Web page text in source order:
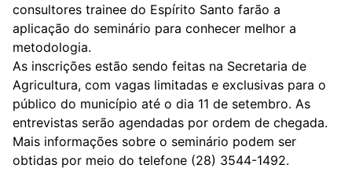
consultores trainee do Espírito Santo farão a
aplicação do seminário para conhecer melhor a
metodologia.
As inscrições estão sendo feitas na Secretaria de
Agricultura, com vagas limitadas e exclusivas para o
público do município até o dia 11 de setembro. As
entrevistas serão agendadas por ordem de chegada.
Mais informações sobre o seminário podem ser
obtidas por meio do telefone (28) 3544-1492.